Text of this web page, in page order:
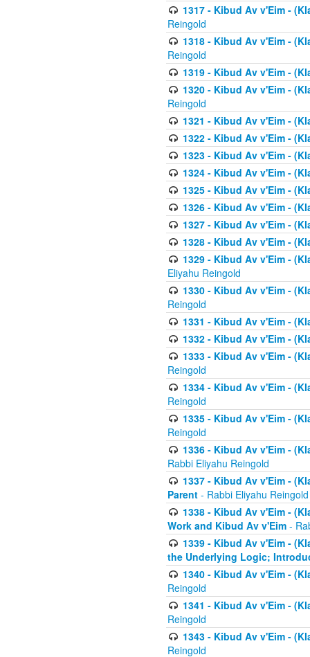
1317 - Kibud Av v'Eim -
Reingold
1318 - Kibud Av v'Eim -
Reingold
1319 - Kibud Av v'Eim -
1320 - Kibud Av v'Eim -
Reingold
1321 - Kibud Av v'Eim -
1322 - Kibud Av v'Eim -
1323 - Kibud Av v'Eim -
1324 - Kibud Av v'Eim -
1325 - Kibud Av v'Eim -
1326 - Kibud Av v'Eim -
1327 - Kibud Av v'Eim -
1328 - Kibud Av v'Eim -
1329 - Kibud Av v'Eim -
Eliyahu Reingold
1330 - Kibud Av v'Eim -
Reingold
1331 - Kibud Av v'Eim -
1332 - Kibud Av v'Eim -
1333 - Kibud Av v'Eim -
Reingold
1334 - Kibud Av v'Eim -
Reingold
1335 - Kibud Av v'Eim -
Reingold
1336 - Kibud Av v'Eim -
Rabbi Eliyahu Reingold
1337 - Kibud Av v'Eim -
Parent - Rabbi Eliyahu Reingold
1338 - Kibud Av v'Eim -
Work and Kibud Av v'Eim -
1339 - Kibud Av v'Eim -
the Underlying Logic;
1340 - Kibud Av v'Eim -
Reingold
1341 - Kibud Av v'Eim -
Reingold
1343 - Kibud Av v'Eim -
Reingold